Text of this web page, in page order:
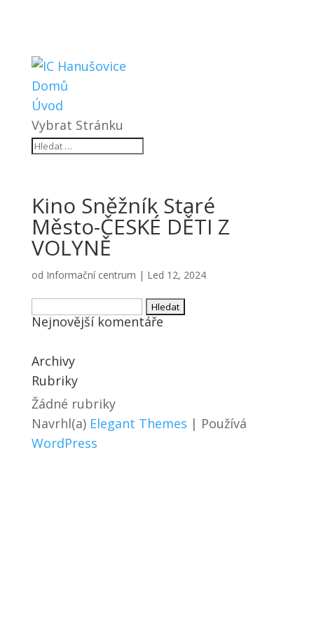
Domů
Úvod
Vybrat Stránku
Kino Sněžník Staré
Město-ČESKÉ DĚTI Z
VOLYNĚ
od Informační centrum | Led 12, 2024
Vyhledávání
Nejnovější komentáře
Archivy
Rubriky
Žádné rubriky
Navrhl(a) Elegant Themes | Používá
WordPress